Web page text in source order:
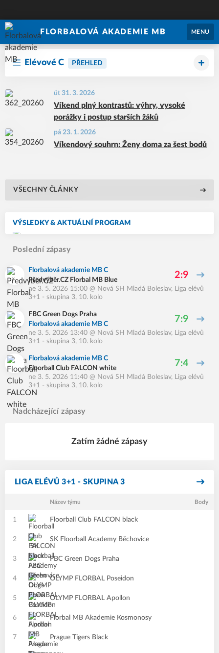
FLORBALOVÁ AKADEMIE MB MENU
Elévové C PŘEHLED
út 31. 3. 2026
Víkend plný kontrastů: výhry, vysoké
porážky i postup starších žáků
pá 23. 1. 2026
Víkendový souhrn: Ženy doma za šest bodů
VŠECHNY ČLÁNKY
VÝSLEDKY & AKTUÁLNÍ PROGRAM
Poslední zápasy
Florbalová akademie MB C
Předvýběr.CZ Florbal MB Blue
2:9
ne 3. 5. 2026 15:00 @ Nová SH Mladá Boleslav, Liga elévů
3+1 - skupina 3, 10. kolo
FBC Green Dogs Praha
Florbalová akademie MB C
7:9
ne 3. 5. 2026 13:40 @ Nová SH Mladá Boleslav, Liga elévů
3+1 - skupina 3, 10. kolo
Florbalová akademie MB C
Floorball Club FALCON white
7:4
ne 3. 5. 2026 11:40 @ Nová SH Mladá Boleslav, Liga elévů
3+1 - skupina 3, 10. kolo
Nadcházející zápasy
Zatím žádné zápasy
LIGA ELÉVŮ 3+1 - SKUPINA 3
Název týmu Body
1 Floorball Club FALCON black
2 SK Floorball Academy Běchovice
3 FBC Green Dogs Praha
4 OLYMP FLORBAL Poseidon
5 OLYMP FLORBAL Apollon
6 Florbal MB Akademie Kosmonosy
7 Prague Tigers Black